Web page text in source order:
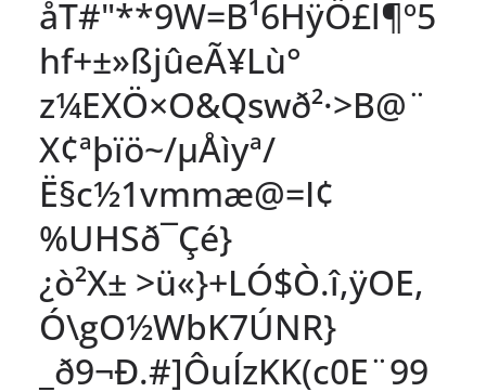
åT#"**9W=B¹6HÿÖ£l¶º5
hf+±»ßjûeÃ¥Lù°
z¼EXÖ×O&Qswð²·>B@¨
X¢ªþïö~/µÅìyª/
Ë§c½1vmmæ@=I¢
%UHSð¯Çé}
¿ò²X± >ü«}+LÓ$Ò.î,ÿOE,
Ó\gO½WbK7ÚNR}
_ð9¬Ð.#]ÔuÍzKK(c0E¨99